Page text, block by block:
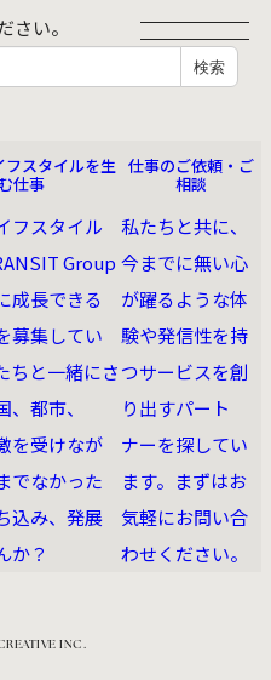
さい。
検索
フスタイルを生
む仕事
フスタイル
Group
成長できる
募集してい
ちと一緒にさ
、都市、
を受けなが
でなかった
込み、発展
か？
仕事のご依頼・ご
相談
私たちと共に、
今までに無い⼼
が躍るような体
験や発信性を持
つサービスを創
り出すパート
ナーを探してい
ます。まずはお
気軽にお問い合
わせください。
INC.